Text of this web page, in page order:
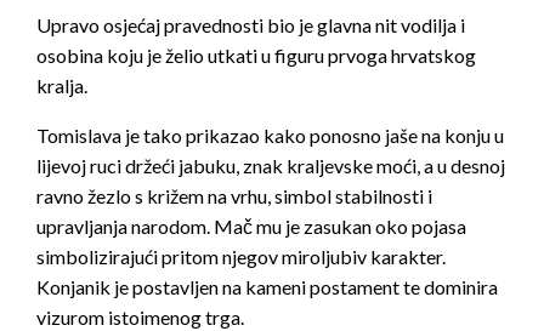
Upravo osjećaj pravednosti bio je glavna nit vodilja i
osobina koju je želio utkati u figuru prvoga hrvatskog
kralja.
Tomislava je tako prikazao kako ponosno jaše na konju u
lijevoj ruci držeći jabuku, znak kraljevske moći, a u desnoj
ravno žezlo s križem na vrhu, simbol stabilnosti i
upravljanja narodom. Mač mu je zasukan oko pojasa
simbolizirajući pritom njegov miroljubiv karakter.
Konjanik je postavljen na kameni postament te dominira
vizurom istoimenog trga.